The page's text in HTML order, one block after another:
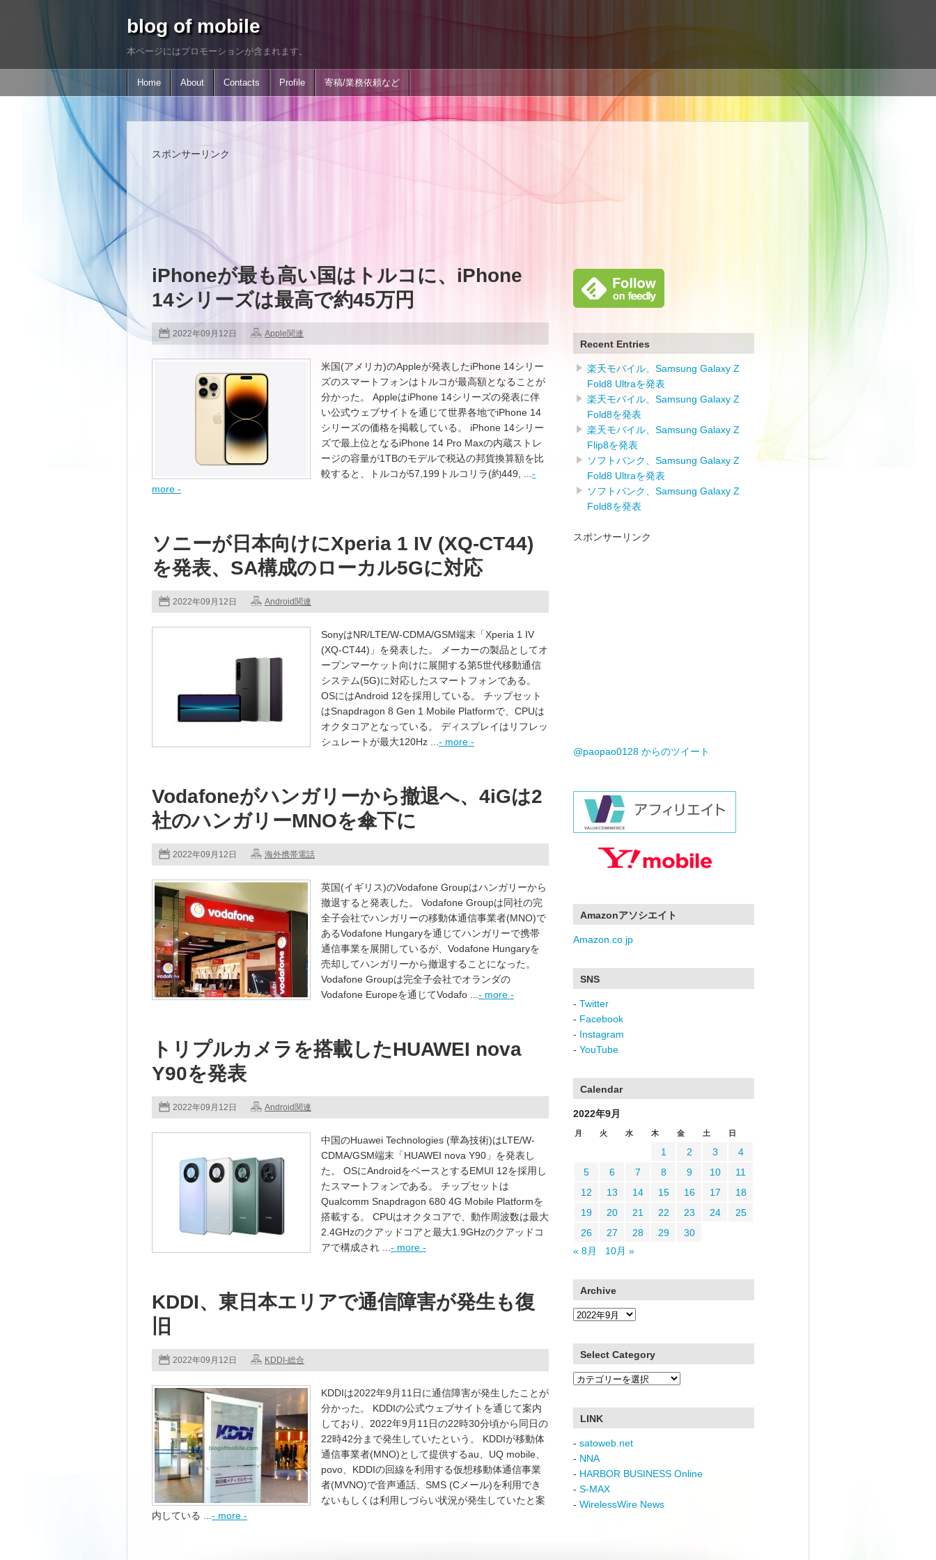
blog of mobile
本ページにはプロモーションが含まれます。
Home About Contacts Profile 寄稿/業務依頼など
スポンサーリンク
iPhoneが最も高い国はトルコに、iPhone
14シリーズは最高で約45万円
2022年09月12日 Apple関連
米国(アメリカ)のAppleが発表したiPhone 14シリー
ズのスマートフォンはトルコが最高額となることが
分かった。 AppleはiPhone 14シリーズの発表に伴
い公式ウェブサイトを通じて世界各地でiPhone 14
シリーズの価格を掲載している。 iPhone 14シリー
ズで最上位となるiPhone 14 Pro Maxの内蔵ストレ
ージの容量が1TBのモデルで税込の邦貨換算額を比
較すると、トルコが57,199トルコリラ(約449, ... -
more -
ソニーが日本向けにXperia 1 IV (XQ-CT44)
を発表、SA構成のローカル5Gに対応
2022年09月12日 Android関連
SonyはNR/LTE/W-CDMA/GSM端末「Xperia 1 IV
(XQ-CT44)」を発表した。 メーカーの製品としてオ
ープンマーケット向けに展開する第5世代移動通信
システム(5G)に対応したスマートフォンである。
OSにはAndroid 12を採用している。 チップセット
はSnapdragon 8 Gen 1 Mobile Platformで、CPUは
オクタコアとなっている。 ディスプレイはリフレッ
シュレートが最大120Hz ... - more -
Vodafoneがハンガリーから撤退へ、4iGは2
社のハンガリーMNOを傘下に
2022年09月12日 海外携帯電話
英国(イギリス)のVodafone Groupはハンガリーから
撤退すると発表した。 Vodafone Groupは同社の完
全子会社でハンガリーの移動体通信事業者(MNO)で
あるVodafone Hungaryを通じてハンガリーで携帯
通信事業を展開しているが、Vodafone Hungaryを
売却してハンガリーから撤退することになった。
Vodafone Groupは完全子会社でオランダの
Vodafone Europeを通じてVodafo ... - more -
トリプルカメラを搭載したHUAWEI nova
Y90を発表
2022年09月12日 Android関連
中国のHuawei Technologies (華為技術)はLTE/W-
CDMA/GSM端末「HUAWEI nova Y90」を発表し
た。 OSにAndroidをベースとするEMUI 12を採用し
たスマートフォンである。 チップセットは
Qualcomm Snapdragon 680 4G Mobile Platformを
搭載する。 CPUはオクタコアで、動作周波数は最大
2.4GHzのクアッドコアと最大1.9GHzのクアッドコ
アで構成され ... - more -
KDDI、東日本エリアで通信障害が発生も復
旧
2022年09月12日 KDDI-総合
KDDIは2022年9月11日に通信障害が発生したことが
分かった。 KDDIの公式ウェブサイトを通じて案内
しており、2022年9月11日の22時30分頃から同日の
22時42分まで発生していたという。 KDDIが移動体
通信事業者(MNO)として提供するau、UQ mobile、
povo、KDDIの回線を利用する仮想移動体通信事業
者(MVNO)で音声通話、SMS (Cメール)を利用でき
ないもしくは利用しづらい状況が発生していたと案
内している ... - more -
Recent Entries
楽天モバイル、Samsung Galaxy Z
Fold8 Ultraを発表
楽天モバイル、Samsung Galaxy Z
Fold8を発表
楽天モバイル、Samsung Galaxy Z
Flip8を発表
ソフトバンク、Samsung Galaxy Z
Fold8 Ultraを発表
ソフトバンク、Samsung Galaxy Z
Fold8を発表
スポンサーリンク
@paopao0128 からのツイート
Amazonアソシエイト
Amazon.co.jp
SNS
- Twitter
- Facebook
- Instagram
- YouTube
Calendar
2022年9月
月 火 水 木 金 土 日
1 2 3
4
5
6 7 8 9 10
11
12
13 14 15 16 17
18
19
20 21 22 23 24
25
26
27 28 29
30
« 8月
10月 »
Archive
Archive
Select Category
Select
LINK
- satoweb.net
- NNA
- HARBOR BUSINESS Online
- S-MAX
- WirelessWire News